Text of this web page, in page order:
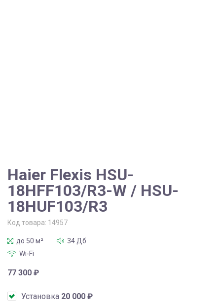
Haier Flexis HSU-
18HFF103/R3-W / HSU-
18HUF103/R3
Код товара: 14957
до 50 м²
34 Дб
Wi-Fi
77 300 ₽
Установка 20 000 ₽